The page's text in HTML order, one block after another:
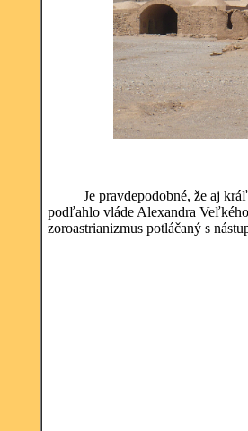
Je pravdepodobné, že aj kráľ
podľahlo vláde Alexandra
zoroastrianizmus potláčaný s